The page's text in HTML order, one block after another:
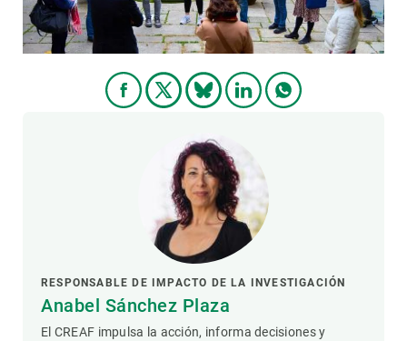
RESPONSABLE DE IMPACTO DE LA INVESTIGACIÓN
Anabel Sánchez Plaza
El CREAF impulsa la acción, informa decisiones y